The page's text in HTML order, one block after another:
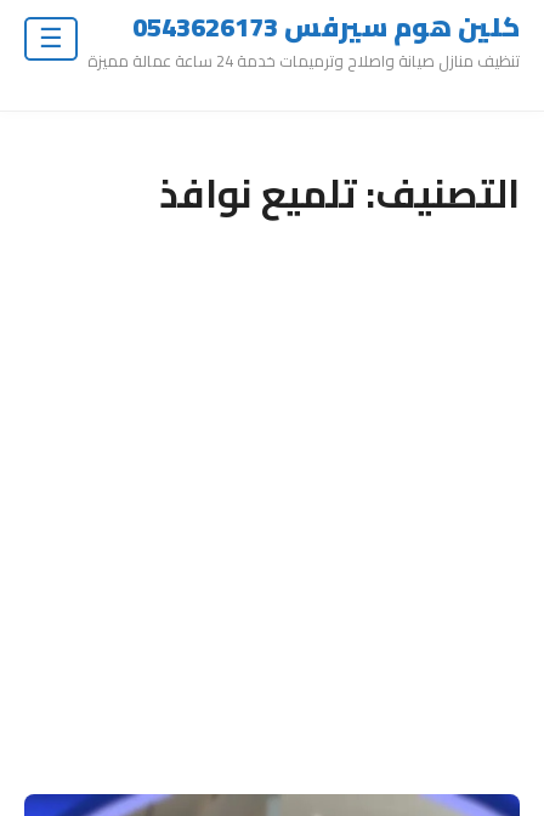
كلين هوم سيرفس 0543626173
تنظيف منازل صيانة واصلاح وترميمات خدمة 24 ساعة عمالة مميزة
التصنيف:تلميع نوافذ